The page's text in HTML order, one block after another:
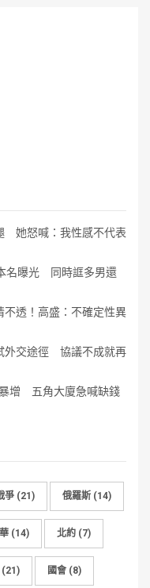
她怒喊：我性感不代表
名曝光 同時誆多男還
透！高盛：不確定性異
外交途徑 協議不成就再
增 五角大廈急喊缺錢
爭 (21) 俄羅斯 (14)
(14) 北約 (7)
(21) 國會 (8)